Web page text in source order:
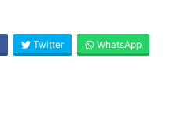
Twitter WhatsApp